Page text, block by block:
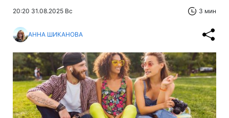
20:20 31.08.2025 Вс 3 мин
АННА ШИКАНОВА